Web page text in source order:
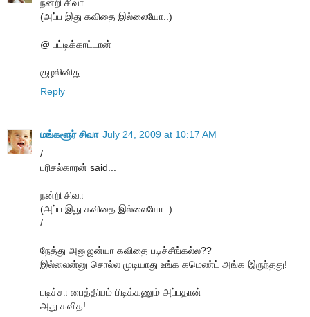
நன்றி சிவா
(அப்ப இது கவிதை இல்லையோ..)
@ பட்டிக்காட்டான்
குழலினிது...
Reply
மங்களூர் சிவா July 24, 2009 at 10:17 AM
/
பரிசல்காரன் said...
நன்றி சிவா
(அப்ப இது கவிதை இல்லையோ..)
/
நேத்து அனுஜன்யா கவிதை படிச்சீங்கல்ல??
இல்லைன்னு சொல்ல முடியாது உங்க கமெண்ட் அங்க இருந்தது!
படிச்சா பைத்தியம் பிடிக்கணும் அப்பதான்
அது கவித!